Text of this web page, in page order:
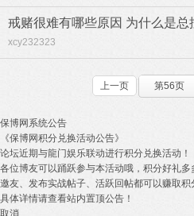
戒赌很难有哪些原因 为什么是总
xcy232323
上一页 第56页
保博网系统公告
《保博网积分兑换活动公告》
论坛近期与龍门娱乐联动进行积分兑换活动！
各位博友可以踊跃参与本活动哦，积分好礼多
邀友、发布实战帖子、活跃回帖都可以赚取
具体详情请查看站内置顶公告！
取消